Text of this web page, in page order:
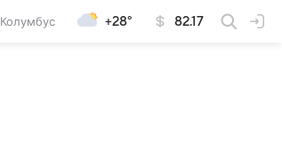
Колумбус +28° 82.17